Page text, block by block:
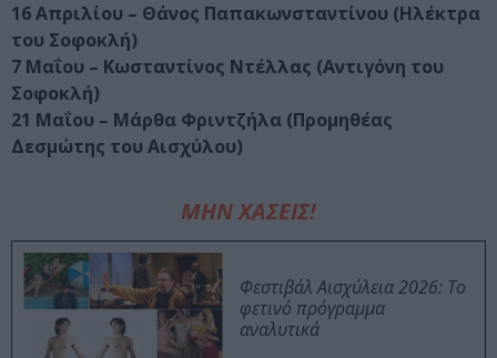
16 Απριλίου – Θάνος Παπακωνσταντίνου (Ηλέκτρα
του Σοφοκλή)
7 Μαΐου – Κωσταντίνος Ντέλλας (Αντιγόνη του
Σοφοκλή)
21 Μαΐου – Μάρθα Φριντζήλα (Προμηθέας
Δεσμώτης του Αισχύλου)
ΜΗΝ ΧΑΣΕΙΣ!
Φεστιβάλ Αισχύλεια 2026: Το
φετινό πρόγραμμα
αναλυτικά